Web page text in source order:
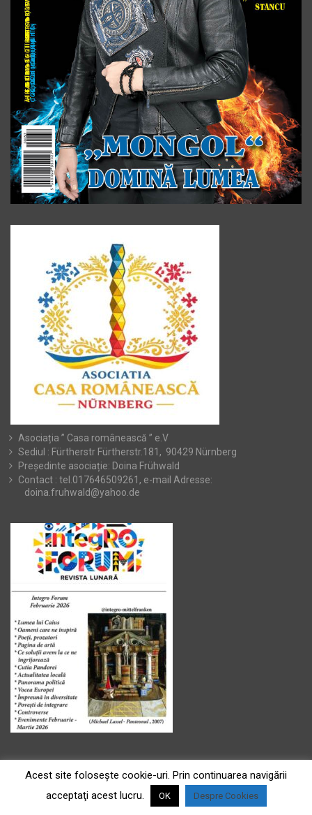
Asociația ” Casa românească ” e.V
Sediul : Fürtherstr Fürtherstr.181, 90429 Nürnberg
Președinte asociație: Doina Frühwald
Contact : tel.017646509261, e-mail Adresse:
doina.fruhwald@yahoo.de
Acest site foloseşte cookie-uri. Prin continuarea navigării
acceptaţi acest lucru.
OK Despre Cookies